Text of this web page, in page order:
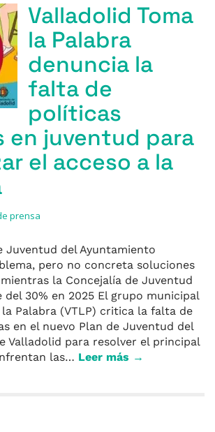
Valladolid Toma
la Palabra
denuncia la
falta de
políticas
en juventud para
el acceso a la
prensa
Juventud del Ayuntamiento
pero no concreta soluciones
la Concejalía de Juventud
30% en 2025 El grupo municipal
Palabra (VTLP) critica la falta de
en el nuevo Plan de Juventud del
Valladolid para resolver el principal
las… Leer más →